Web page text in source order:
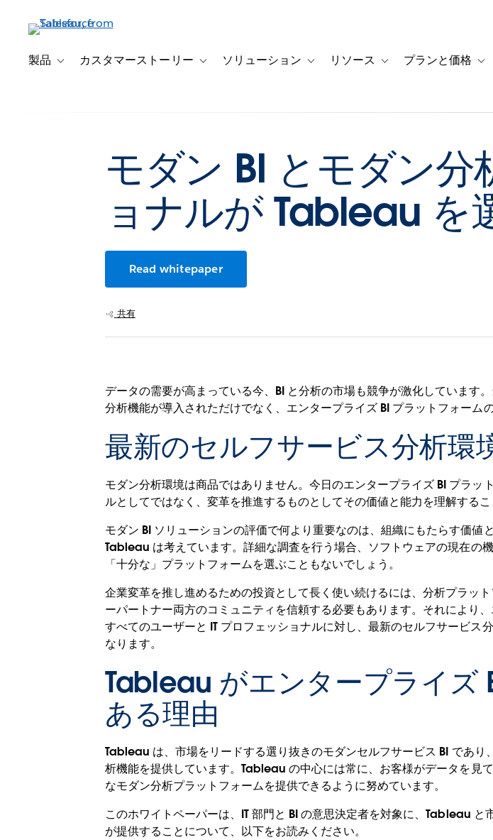
製品 Toggle sub-navigation for 製品
カスタマーストーリー Toggle sub-navigation for カスタマーストーリー
ソリューション Toggle sub-navigation for ソリューション
リソース Toggle sub-navigation for
プランと価格
モダン BI とモダン分
ョナルが Tableau を
Read whitepaper
共有
データの需要が高まっている今、BI と分析の市場も競争が激化していま
分析機能が導入されただけでなく、エンタープライズ BI プラットフォーム
最新のセルフサービス分析環
モダン分析環境は商品ではありません。今日のエンタープライズ BI プラ
ルとしてではなく、変革を推進するものとしてその価値と能力を理解するこ
モダン BI ソリューションの評価で何より重要なのは、組織にもたらす価
Tableau は考えています。詳細な調査を行う場合、ソフトウェアの現在の
「十分な」プラットフォームを選ぶこともないでしょう。
企業変革を推し進めるための投資として長く使い続けるには、分析プラッ
ーパートナー両方のコミュニティを信頼する必要もあります。それにより
すべてのユーザーと IT プロフェッショナルに対し、最新のセルフサービ
なります。
Tableau がエンタープライズ
ある理由
Tableau は、市場をリードする選り抜きのモダンセルフサービス BI であ
析機能を提供しています。Tableau の中心には常に、お客様がデータを見
なモダン分析プラットフォームを提供できるように努めています。
このホワイトペーパーは、IT 部門と BI の意思決定者を対象に、Tableau
が提供することについて、以下をお読みください。